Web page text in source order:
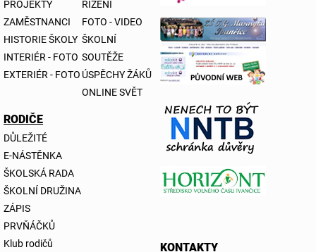
PROJEKTY
ZAMĚSTNANCI
HISTORIE ŠKOLY
INTERIÉR - FOTO
EXTERIÉR - FOTO
ŘÍZENÍ
FOTO - VIDEO
ŠKOLNÍ
SOUTĚŽE
ÚSPĚCHY ŽÁKŮ
ONLINE SVĚT
RODIČE
DŮLEŽITÉ
E-NÁSTĚNKA
ŠKOLSKÁ RADA
ŠKOLNÍ DRUŽINA
ZÁPIS
PRVŇÁČKŮ
Klub rodičů
KONTAKTY